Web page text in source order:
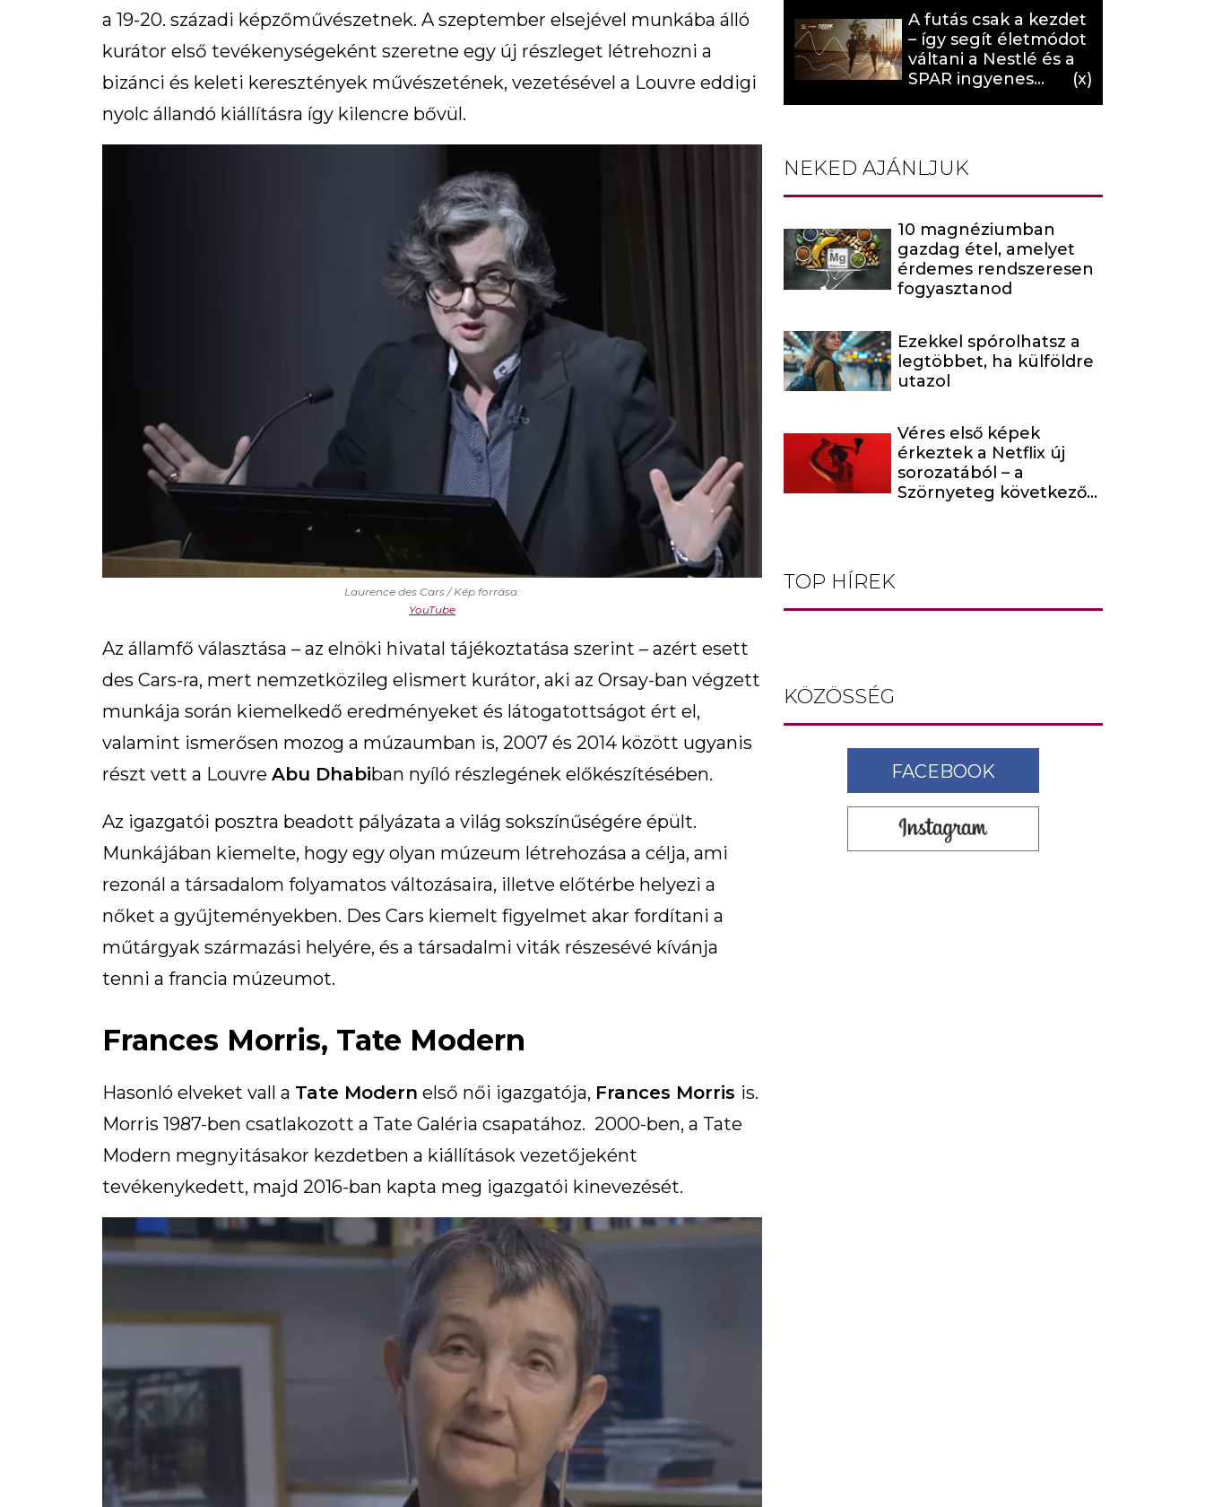
a 19-20. századi képzőművészetnek. A szeptember elsejével munkába álló
kurátor első tevékenységeként szeretne egy új részleget létrehozni a
bizánci és keleti keresztények művészetének, vezetésével a Louvre eddigi
nyolc állandó kiállításra így kilencre bővül.
Laurence des Cars
Kép forrása:
YouTube
Az államfő választása – az elnöki hivatal tájékoztatása szerint – azért esett
des Cars-ra, mert nemzetközileg elismert kurátor, aki az Orsay-ban végzett
munkája során kiemelkedő eredményeket és látogatottságot ért el,
valamint ismerősen mozog a múzaumban is, 2007 és 2014 között ugyanis
részt vett a Louvre Abu Dhabiban nyíló részlegének előkészítésében.
Az igazgatói posztra beadott pályázata a világ sokszínűségére épült.
Munkájában kiemelte, hogy egy olyan múzeum létrehozása a célja, ami
rezonál a társadalom folyamatos változásaira, illetve előtérbe helyezi a
nőket a gyűjteményekben. Des Cars kiemelt figyelmet akar fordítani a
műtárgyak származási helyére, és a társadalmi viták részesévé kívánja
tenni a francia múzeumot.
Frances Morris, Tate Modern
Hasonló elveket vall a Tate Modern első női igazgatója, Frances Morris is.
Morris 1987-ben csatlakozott a Tate Galéria csapatához. 2000-ben, a Tate
Modern megnyitásakor kezdetben a kiállítások vezetőjeként
tevékenykedett, majd 2016-ban kapta meg igazgatói kinevezését.
A futás csak a kezdet
– így segít életmódot
váltani a Nestlé és a
SPAR ingyenes
NEKED AJÁNLJUK
10 magnéziumban
gazdag étel, amelyet
érdemes rendszeresen
fogyasztanod
Ezekkel spórolhatsz a
legtöbbet, ha külföldre
utazol
Véres első képek
érkeztek a Netflix új
sorozatából – a
Szörnyeteg következő
TOP HÍREK
KÖZÖSSÉG
FACEBOOK